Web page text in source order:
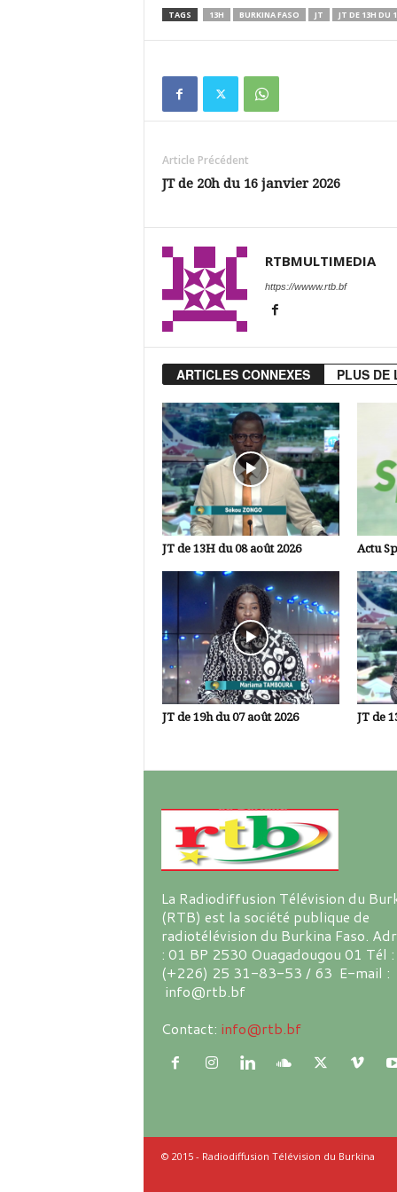
TAGS 13H BURKINA FASO JT JT DE 13H DU
Article Précédent
JT de 20h du 16 janvier 2026
RTBMULTIMEDIA
https://wwww.rtb.bf
ARTICLES CONNEXES PLUS DE
JT de 13H du 08 août 2026 Actu
JT de 19h du 07 août 2026 JT de
La Radiodiffusion Télévision du
(RTB) est la société publique de
radiotélévision du Burkina Faso.
: 01 BP 2530 Ouagadougou 01 Tél :
(+226) 25 31-83-53 / 63 E-mail :
info@rtb.bf
Contact: info@rtb.bf
© 2015 - Radiodiffusion Télévision du Burkina